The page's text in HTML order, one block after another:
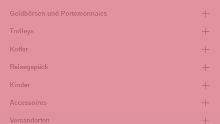
Geldbörsen und Portemonnaies
Trolleys
Koffer
Reisegepäck
Kinder
Accessoires
Versandarten